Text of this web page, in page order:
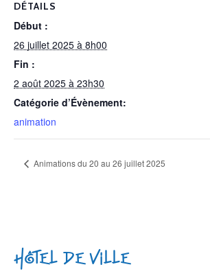
DÉTAILS
Début :
26 juillet 2025 à 8h00
Fin :
2 août 2025 à 23h30
Catégorie d’Évènement:
animation
Animations du 20 au 26 juillet 2025
Hôtel de Ville